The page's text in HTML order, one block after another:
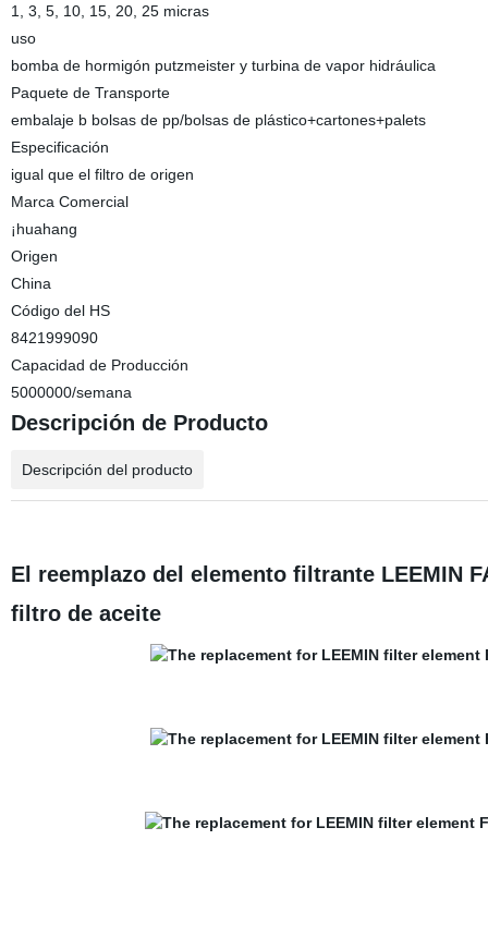
1, 3, 5, 10, 15, 20, 25 micras
uso
bomba de hormigón putzmeister y turbina de vapor hidráulica
Paquete de Transporte
embalaje b bolsas de pp/bolsas de plástico+cartones+palets
Especificación
igual que el filtro de origen
Marca Comercial
¡huahang
Origen
China
Código del HS
8421999090
Capacidad de Producción
5000000/semana
Descripción de Producto
Descripción del producto
El reemplazo del elemento filtrante LEEMIN
filtro de aceite